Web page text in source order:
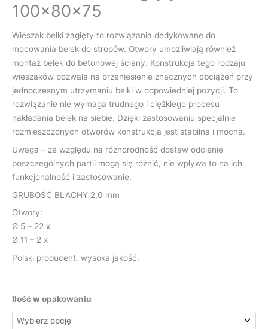
100x80x75
Wieszak belki zagięty to rozwiązania dedykowane do
mocowania belek do stropów. Otwory umożliwiają również
montaż belek do betonowej ściany. Konstrukcja tego rodzaju
wieszaków pozwala na przeniesienie znacznych obciążeń przy
jednoczesnym utrzymaniu belki w odpowiedniej pozycji. To
rozwiązanie nie wymaga trudnego i ciężkiego procesu
nakładania belek na siebie. Dzięki zastosowaniu specjalnie
rozmieszczonych otworów konstrukcja jest stabilna i mocna.
Uwaga – ze względu na różnorodność dostaw odcienie
poszczególnych partii mogą się różnić, nie wpływa to na ich
funkcjonalność i zastosowanie.
GRUBOŚĆ BLACHY 2,0 mm
Otwory:
Ø 5 – 22 x
Ø 11 – 2 x
Polski producent, wysoka jakość.
Ilość w opakowaniu